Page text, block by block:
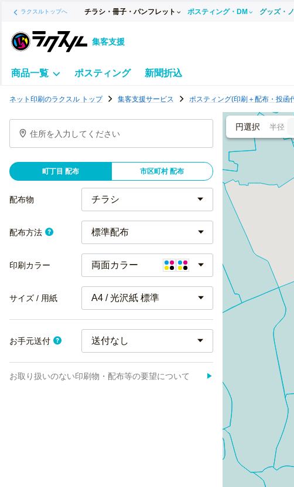
ラクスルトップへ チラシ・冊子・パンフレット ポスティング・DM グッズ・
集客支援
商品一覧 ポスティング 新聞折込
テ
グ
ラ
ネット印刷のラクスル トップ 集客支援サービス ポスティング(印刷＋配布・投函
住所を入力してください
町丁目 配布 市区町村 配布
配布物
配布方法 標準配布
印刷カラー 両面カラー
サイズ / 用紙 A4 / 光沢紙 標準
お手元送付
お取り扱いのない印刷物・配布等の要望について ▶
円選択 半径